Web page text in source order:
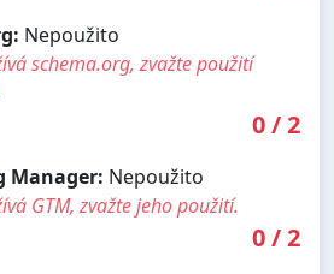
Nepoužito
schema.org, zvažte použití
0/2
Manager: Nepoužito
GTM, zvažte jeho použití.
0/2